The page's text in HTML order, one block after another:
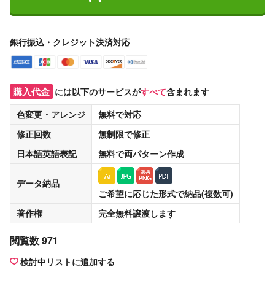
銀行振込・クレジット決済対応
購入代金 には以下のサービスがすべて含まれます
色変更・アレンジ
無料で対応
修正回数
無制限で修正
日本語英語表記
無料で両パターン作成
データ納品
ご希望に応じた形式で納品(複数可)
著作権
完全無料譲渡します
閲覧数 971
検討中リストに追加する